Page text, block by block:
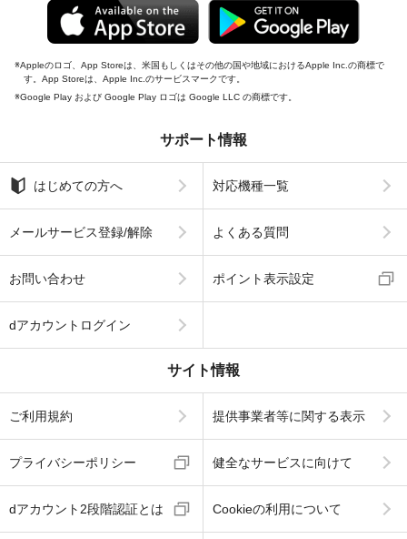
Appleのロゴ、App Storeは、米国もしくはその他の国や地域におけるApple Inc.の商標で
す。App Storeは、Apple Inc.のサービスマークです。
Google Play および Google Play ロゴは Google LLC の商標です。
サポート情報
はじめての方へ 対応機種一覧
メールサービス登録/解除 よくある質問
お問い合わせ ポイント表示設定
dアカウントログイン
サイト情報
ご利用規約 提供事業者等に関する表示
プライバシーポリシー 健全なサービスに向けて
dアカウント2段階認証とは Cookieの利用について